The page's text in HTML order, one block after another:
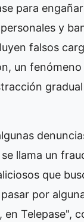
para
y
falsos
un fenómeno
llama un
que
por
en Telepase",